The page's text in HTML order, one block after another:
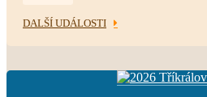
DALŠÍ UDÁLOSTI